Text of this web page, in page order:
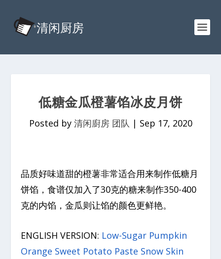
低糖金瓜橙薯馅冰皮月饼
Posted by 清闲廚房 团队 | Sep 17, 2020
品质好味道甜的橙薯非常适合用来制作低糖月
饼馅，食谱仅加入了30克的糖来制作350-400
克的内馅，金瓜则让馅的颜色更鲜艳。
ENGLISH VERSION: Low-Sugar Pumpkin
Orange Sweet Potato Paste Snow Skin